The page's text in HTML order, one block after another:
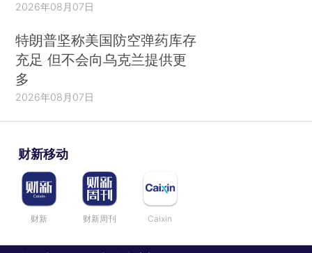
2026年08月07日
特朗普坚称美国防空弹药库存
充足 但不会向乌克兰提供更
多
2026年08月07日
财新移动
财新 财新周刊 Caixin